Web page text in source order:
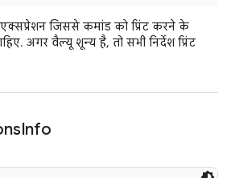
जिससे कमांड को प्रिंट करने के
अगर वैल्यू शून्य है, तो सभी निर्देश प्रिंट
Info